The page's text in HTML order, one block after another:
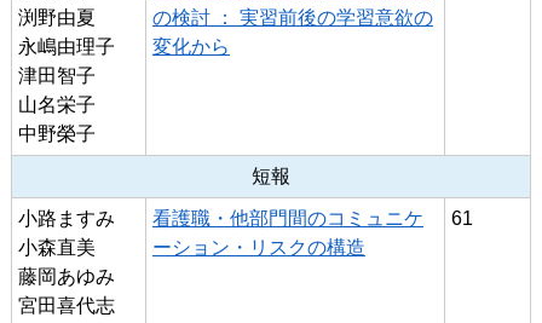
渕野由夏
永嶋由理子
津田智子
山名栄子
中野榮子
の検討 ： 実習前後の学習意欲の
変化から
短報
小路ますみ
小森直美
藤岡あゆみ
宮田喜代志
看護職・他部門間のコミュニケ
ーション・リスクの構造
61